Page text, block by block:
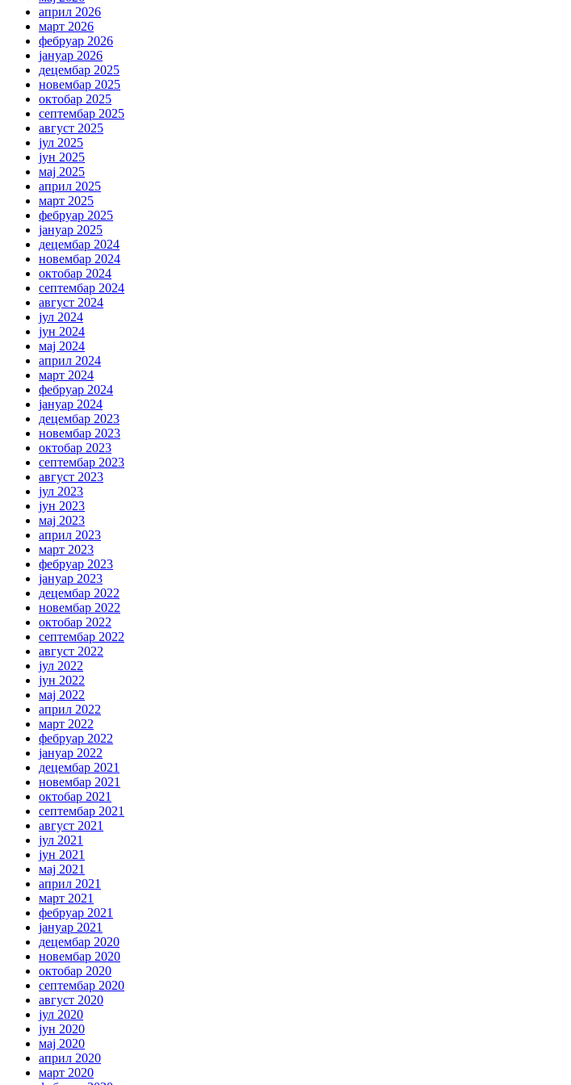
април 2026
март 2026
фебруар 2026
јануар 2026
децембар 2025
новембар 2025
октобар 2025
септембар 2025
август 2025
јул 2025
јун 2025
мај 2025
април 2025
март 2025
фебруар 2025
јануар 2025
децембар 2024
новембар 2024
октобар 2024
септембар 2024
август 2024
јул 2024
јун 2024
мај 2024
април 2024
март 2024
фебруар 2024
јануар 2024
децембар 2023
новембар 2023
октобар 2023
септембар 2023
август 2023
јул 2023
јун 2023
мај 2023
април 2023
март 2023
фебруар 2023
јануар 2023
децембар 2022
новембар 2022
октобар 2022
септембар 2022
август 2022
јул 2022
јун 2022
мај 2022
април 2022
март 2022
фебруар 2022
јануар 2022
децембар 2021
новембар 2021
октобар 2021
септембар 2021
август 2021
јул 2021
јун 2021
мај 2021
април 2021
март 2021
фебруар 2021
јануар 2021
децембар 2020
новембар 2020
октобар 2020
септембар 2020
август 2020
јул 2020
јун 2020
мај 2020
април 2020
март 2020